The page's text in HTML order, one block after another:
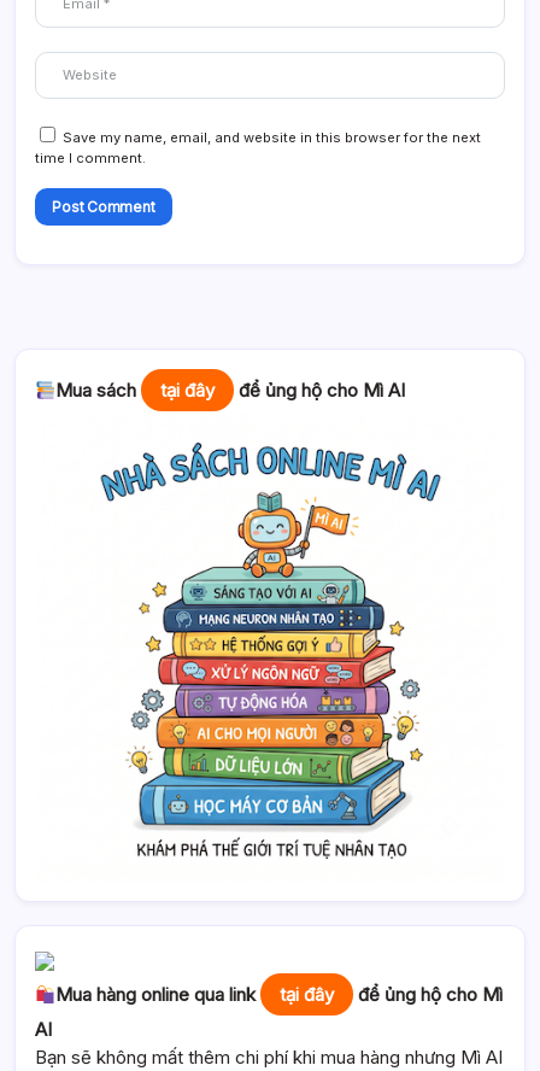
Save my name, email, and website in this browser for the next
time I comment.
Mua sách tại đây để ủng hộ cho Mì AI
Mua hàng online qua link tại đây
để ủng hộ cho Mì
AI
Bạn sẽ không mất thêm chi phí khi mua hàng nhưng Mì AI